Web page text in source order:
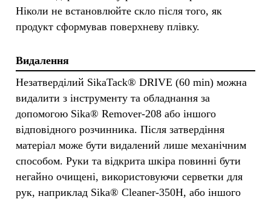
Ніколи не встановлюйте скло після того, як
продукт сформував поверхневу плівку.
Видалення
Незатверділий SikaTack® DRIVE (60 min) можна
видалити з інструменту та обладнання за
допомогою Sika® Remover-208 або іншого
відповідного розчинника. Після затвердіння
матеріал може бути видалений лише механічним
способом. Руки та відкрита шкіра повинні бути
негайно очищені, використовуючи серветки для
рук, наприклад Sika® Cleaner-350H, або іншого